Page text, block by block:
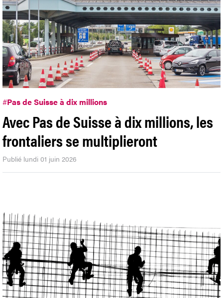
#Pas de Suisse à dix millions
Avec Pas de Suisse à dix millions, les
frontaliers se multiplieront
Publié lundi 01 juin 2026